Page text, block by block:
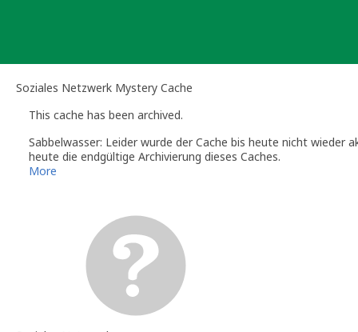
Soziales Netzwerk Mystery Cache
This cache has been archived.
Sabbelwasser: Leider wurde der Cache bis heute nicht
heute die endgültige Archivierung dieses Caches.
Wenn du an dieser Stelle wieder einen Cache platzieren
Volunteer Reviewer for Geocaching.com
More